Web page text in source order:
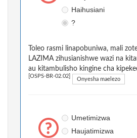
Haihusiani
?
Toleo rasmi linapobuniwa, mali
LAZIMA zihusianishwe wazi na
au kitambulisho kingine cha
[OSPS-BR-02.02] Onyesha maelezo
Umetimizwa
Haujatimizwa